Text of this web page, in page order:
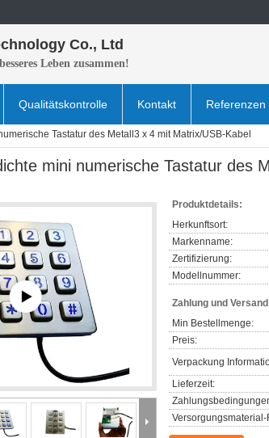
Co., Ltd
Leben zusammen!
Qualitätskontrolle Kontakt Referenzen
Tastatur des Metall3 x 4 mit Matrix/USB-Kabel
mini numerische Tastatur des
Produktdetails:
Herkunftsort:
Markenname:
Zertifizierung:
Modellnummer:
Zahlung und
Min Bestellmenge:
Preis:
Verpackung
Lieferzeit: